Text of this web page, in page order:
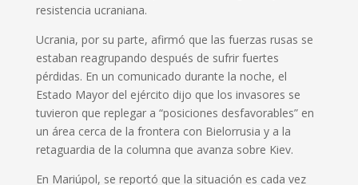
resistencia ucraniana.
Ucrania, por su parte, afirmó que las fuerzas rusas se
estaban reagrupando después de sufrir fuertes
pérdidas. En un comunicado durante la noche, el
Estado Mayor del ejército dijo que los invasores se
tuvieron que replegar a “posiciones desfavorables” en
un área cerca de la frontera con Bielorrusia y a la
retaguardia de la columna que avanza sobre Kiev.
En Mariúpol, se reportó que la situación es cada vez